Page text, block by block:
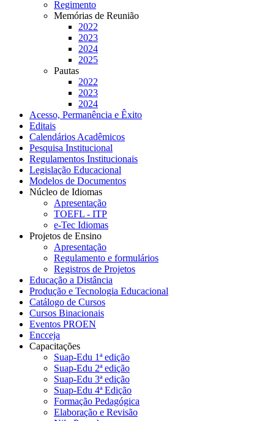
Regimento
Memórias de Reunião
2022
2023
2024
2025
Pautas
2022
2023
2024
Acesso, Permanência e Êxito
Editais
Calendários Acadêmicos
Pesquisa Institucional
Regulamentos Institucionais
Legislação Educacional
Modelos de Documentos
Núcleo de Idiomas
Apresentação
TOEFL - ITP
e-Tec Idiomas
Projetos de Ensino
Apresentação
Regulamento e formulários
Registros de Projetos
Educação a Distância
Produção e Tecnologia Educacional
Catálogo de Cursos
Cursos Binacionais
Eventos PROEN
Encceja
Capacitações
Suap-Edu 1ª edição
Suap-Edu 2ª edição
Suap-Edu 3ª edição
Suap-Edu 4ª Edição
Formação Pedagógica
Elaboração e Revisão